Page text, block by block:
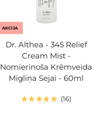
AKCIJA
Dr. Althea - 345 Relief
Cream Mist -
Nomierinoša Krēmveida
Migliņa Sejai - 60ml
16